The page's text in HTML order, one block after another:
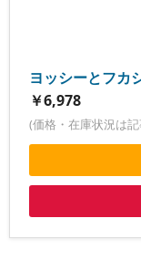
ヨッシーとフカ
￥6,978
(価格・在庫状況は